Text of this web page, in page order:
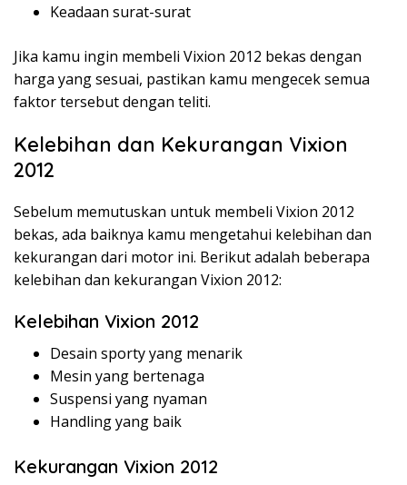
Keadaan surat-surat
Jika kamu ingin membeli Vixion 2012 bekas dengan
harga yang sesuai, pastikan kamu mengecek semua
faktor tersebut dengan teliti.
Kelebihan dan Kekurangan Vixion
2012
Sebelum memutuskan untuk membeli Vixion 2012
bekas, ada baiknya kamu mengetahui kelebihan dan
kekurangan dari motor ini. Berikut adalah beberapa
kelebihan dan kekurangan Vixion 2012:
Kelebihan Vixion 2012
Desain sporty yang menarik
Mesin yang bertenaga
Suspensi yang nyaman
Handling yang baik
Kekurangan Vixion 2012